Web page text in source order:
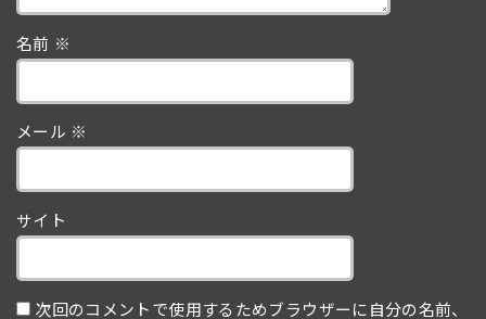
名前 ※
メール ※
サイト
次回のコメントで使用するためブラウザーに自分の名前、